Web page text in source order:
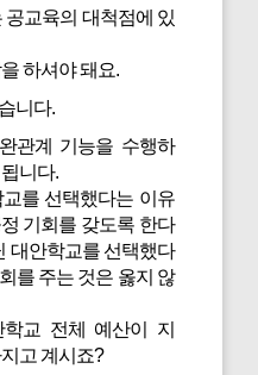
공교육의 대척점에 있
하셔야 돼요.
니다.
관계 기능을 수행하
니다.
를 선택했다는 이유
기회를 갖도록 한다
대안학교를 선택했다
를 주는 것은 옳지 않
교 전체 예산이 지
고 계시죠?